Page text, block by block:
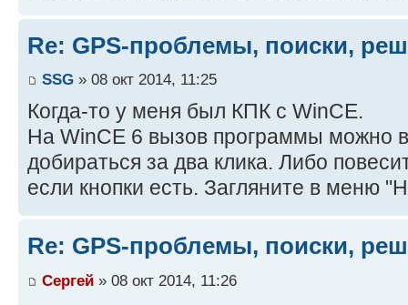
Re: GPS-проблемы, поиски,
SSG » 08 окт 2014, 11:25
Когда-то у меня был КПК с WinCE.
На WinCE 6 вызов программы можно
добираться за два клика. Либо
если кнопки есть. Загляните в меню
Re: GPS-проблемы, поиски,
Сергей » 08 окт 2014, 11:26